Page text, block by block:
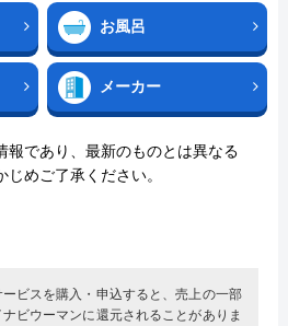
お風呂
メーカー
であり、最新のものとは異なる
めご了承ください。
ビスを購入・申込すると、売上の一部
ビウーマンに還元されることがありま